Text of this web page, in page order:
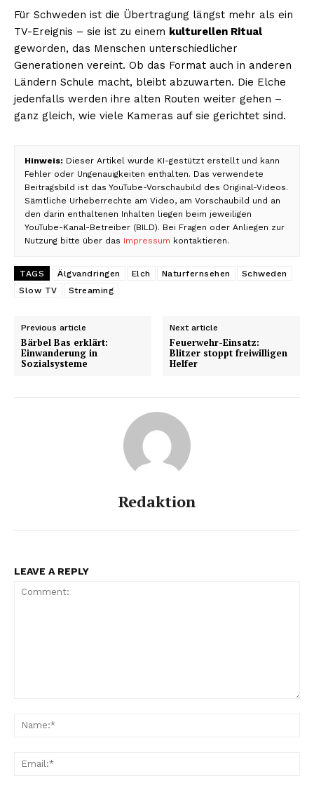
Für Schweden ist die Übertragung längst mehr als ein
TV-Ereignis – sie ist zu einem kulturellen Ritual
geworden, das Menschen unterschiedlicher
Generationen vereint. Ob das Format auch in anderen
Ländern Schule macht, bleibt abzuwarten. Die Elche
jedenfalls werden ihre alten Routen weiter gehen –
ganz gleich, wie viele Kameras auf sie gerichtet sind.
Hinweis: Dieser Artikel wurde KI-gestützt erstellt und kann
Fehler oder Ungenauigkeiten enthalten. Das verwendete
Beitragsbild ist das YouTube-Vorschaubild des Original-Videos.
Sämtliche Urheberrechte am Video, am Vorschaubild und an
den darin enthaltenen Inhalten liegen beim jeweiligen
YouTube-Kanal-Betreiber (BILD). Bei Fragen oder Anliegen zur
Nutzung bitte über das Impressum kontaktieren.
TAGS Älgvandringen Elch Naturfernsehen
Schweden
Slow TV
Streaming
Previous article
Bärbel Bas erklärt:
Einwanderung in
Sozialsysteme
Next article
Feuerwehr-Einsatz:
Blitzer stoppt freiwilligen
Helfer
Redaktion
LEAVE A REPLY